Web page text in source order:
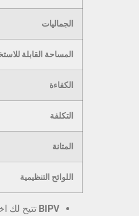
الجماليات
المساحة القابلة
الكفاءة
التكلفة
المتانة
اللوائح التنظيمية
BIPV تتيح لك